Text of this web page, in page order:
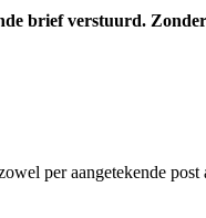
brief verstuurd.
per aangetekende